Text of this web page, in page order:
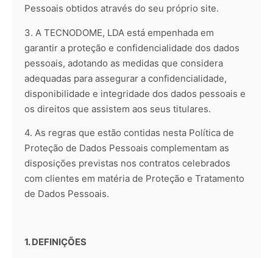
Pessoais obtidos através do seu próprio site.
3. A TECNODOME, LDA está empenhada em
garantir a proteção e confidencialidade dos dados
pessoais, adotando as medidas que considera
adequadas para assegurar a confidencialidade,
disponibilidade e integridade dos dados pessoais e
os direitos que assistem aos seus titulares.
4. As regras que estão contidas nesta Política de
Proteção de Dados Pessoais complementam as
disposições previstas nos contratos celebrados
com clientes em matéria de Proteção e Tratamento
de Dados Pessoais.
1. DEFINIÇÕES